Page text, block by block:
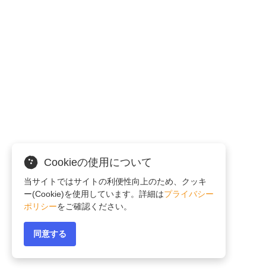
Cookieの使用について
当サイトではサイトの利便性向上のため、クッキ
ー(Cookie)を使用しています。詳細はプライバシー
ポリシーをご確認ください。
同意する